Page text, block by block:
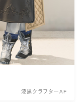
漆黒クラフターAF